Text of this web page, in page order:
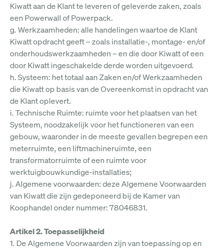
Kiwatt aan de Klant te leveren of geleverde zaken, zoals
een Powerwall of Powerpack.
g. Werkzaamheden: alle handelingen waartoe de Klant
Kiwatt opdracht geeft – zoals installatie-, montage- en/of
onderhoudswerkzaamheden – en die door Kiwatt of een
door Kiwatt ingeschakelde derde worden uitgevoerd.
h. Systeem: het totaal aan Zaken en/of Werkzaamheden
die Kiwatt op basis van de Overeenkomst in opdracht van
de Klant oplevert.
i. Technische Ruimte: ruimte voor het plaatsen van het
Systeem, noodzakelijk voor het functioneren van een
gebouw, waaronder in de meeste gevallen begrepen een
meterruimte, een liftmachineruimte, een
transformatorruimte of een ruimte voor
werktuigbouwkundige-installaties;
j. Algemene voorwaarden: deze Algemene Voorwaarden
van Kiwatt die zijn gedeponeerd bij de Kamer van
Koophandel onder nummer: 78046831.
Artikel 2. Toepasselijkheid
1. De Algemene Voorwaarden zijn van toepassing op en